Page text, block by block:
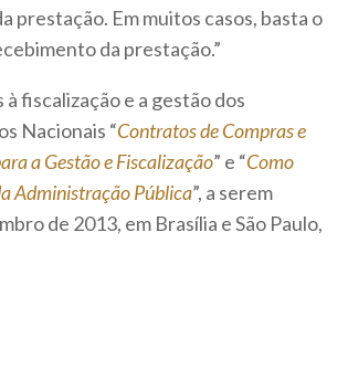
Em muitos casos, basta o
da prestação.”
fiscalização e a gestão dos
Nacionais “Contratos de Compras e
a Gestão e Fiscalização” e “Como
Administração Pública”, a serem
de 2013, em Brasília e São Paulo,